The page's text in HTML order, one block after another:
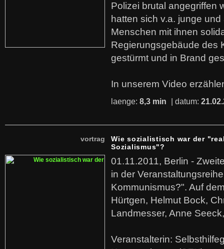
Polizei brutal angegriffen
hatten sich v.a. junge
Menschen mit ihnen
Regierungsgebäude des
gestürmt und in Brand
In unserem Video
laenge: 8,3 min | datum:
vortrag
Wie sozialistisch war der
Sozialismus"?
01.11.2011, Berlin -
in der
Kommunismus?". Auf
Hürtgen, Helmut Bock,
Landmesser, Anne
Veranstalterin: